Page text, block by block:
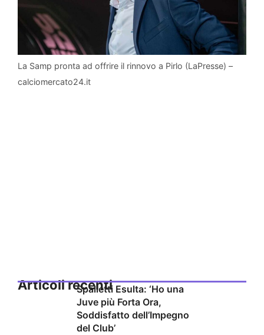
La Samp pronta ad offrire il rinnovo a Pirlo (LaPresse) –
calciomercato24.it
Articoli recentiSpalletti Esulta: ‘Ho una
Juve più Forta Ora,
Soddisfatto dell’Impegno
del Club’